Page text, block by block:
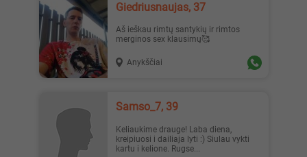
Giedriusnaujas, 37
Aš ieškau rimtų santykių ir rimtos
merginos sex klausimų🥰
Anykščiai
Samso_7, 39
Keliaukime drauge! Laba diena,
kreipiuosi i dailiaja lyti :) Siulau vykti
kartu i kelione. Rugse...